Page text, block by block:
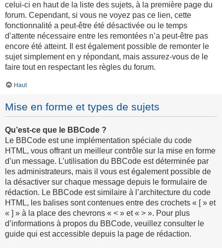
celui-ci en haut de la liste des sujets, à la première page du
forum. Cependant, si vous ne voyez pas ce lien, cette
fonctionnalité a peut-être été désactivée ou le temps
d’attente nécessaire entre les remontées n’a peut-être pas
encore été atteint. Il est également possible de remonter le
sujet simplement en y répondant, mais assurez-vous de le
faire tout en respectant les règles du forum.
Haut
Mise en forme et types de sujets
Qu’est-ce que le BBCode ?
Le BBCode est une implémentation spéciale du code
HTML, vous offrant un meilleur contrôle sur la mise en forme
d’un message. L’utilisation du BBCode est déterminée par
les administrateurs, mais il vous est également possible de
la désactiver sur chaque message depuis le formulaire de
rédaction. Le BBCode est similaire à l’architecture du code
HTML, les balises sont contenues entre des crochets « [ » et
« ] » à la place des chevrons « < » et « > ». Pour plus
d’informations à propos du BBCode, veuillez consulter le
guide qui est accessible depuis la page de rédaction.